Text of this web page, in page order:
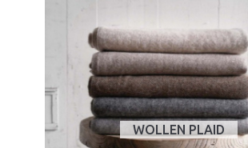
WOLLEN PLAID